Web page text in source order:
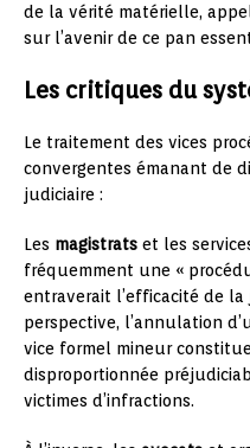
de la vérité matérielle,
sur l’avenir de ce pan
Les critiques du
Le traitement des vices
convergentes émanant de
judiciaire :
Les magistrats et les
fréquemment une «
entraverait l’efficacité de
perspective, l’annulation
vice formel mineur
disproportionnée
victimes d’infractions.